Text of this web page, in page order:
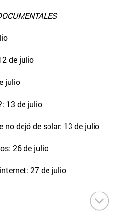
de julio
julio
13 de julio
no dejó de solar: 13 de julio
26 de julio
27 de julio